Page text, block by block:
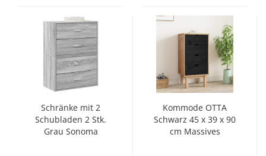
Schränke mit 2
Schubladen 2 Stk.
Grau Sonoma
Kommode OTTA
Schwarz 45 x 39 x 90
cm Massives